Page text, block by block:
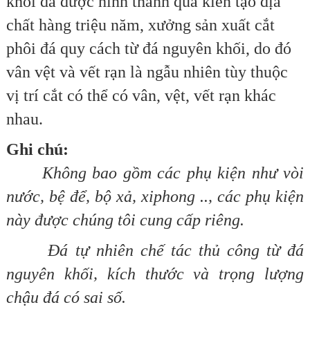
chất hàng triệu năm, xưởng sản xuất cắt
phôi đá quy cách từ đá nguyên khối, do đó
vân vệt và vết rạn là ngẫu nhiên tùy thuộc
vị trí cắt có thể có vân, vệt, vết rạn khác
nhau.
Ghi chú:
Không bao gồm các phụ kiện như vòi
nước, bệ để, bộ xả, xiphong .., các phụ kiện
này được chúng tôi cung cấp riêng.
Ðá tự nhiên chế tác thủ công từ đá
nguyên khối, kích thước và trọng lượng
chậu đá có sai số.